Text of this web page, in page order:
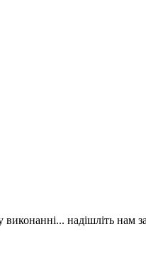
надішліть нам